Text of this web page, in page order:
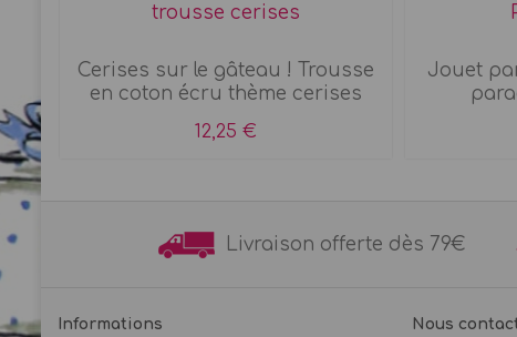
trousse cerises
Cerises sur le gâteau ! Trousse
en coton écru thème cerises
12,25 €
Jouet
Livraison offerte dès 79€
Informations Nous